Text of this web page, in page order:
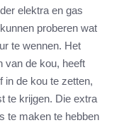
elektra en gas
proberen wat
te wennen. Het
van de kou, heeft
in de kou te zetten,
te krijgen. Die extra
te maken te hebben